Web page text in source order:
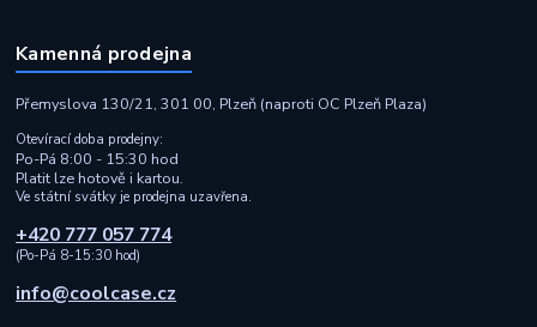
Kamenná prodejna
Přemyslova 130/21, 301 00, Plzeň (naproti OC Plzeň Plaza)
Otevírací doba prodejny:
Po-Pá 8:00 - 15:30 hod
Platit lze hotově i kartou.
Ve státní svátky je prodejna uzavřena.
+420 777 057 774
(Po-Pá 8-15:30 hod)
info@coolcase.cz